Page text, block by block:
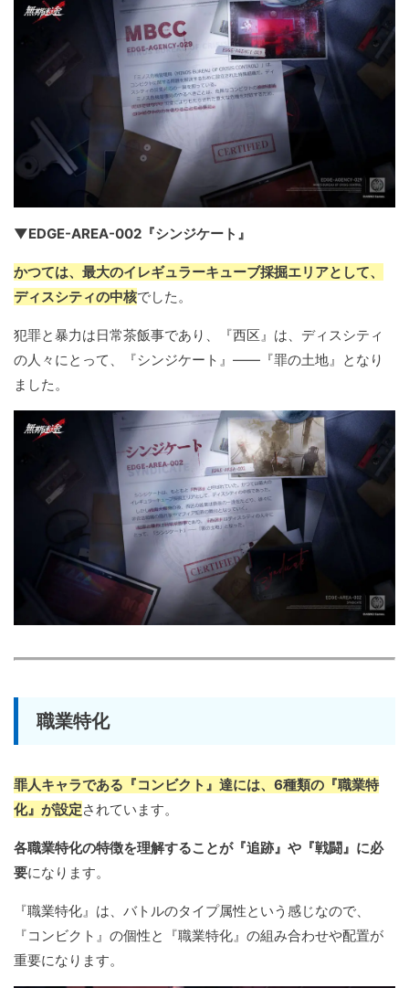
▼EDGE-AREA-002『シンジケート』
かつては、最大のイレギュラーキューブ採掘エリアとして、
ディスシティの中核でした。
犯罪と暴力は日常茶飯事であり、『西区』は、ディスシティ
の人々にとって、『シンジケート』――『罪の土地』となり
ました。
職業特化
罪人キャラである『コンビクト』達には、6種類の『職業特
化』が設定されています。
各職業特化の特徴を理解することが『追跡』や『戦闘』に必
要になります。
『職業特化』は、バトルのタイプ属性という感じなので、
『コンビクト』の個性と『職業特化』の組み合わせや配置が
重要になります。